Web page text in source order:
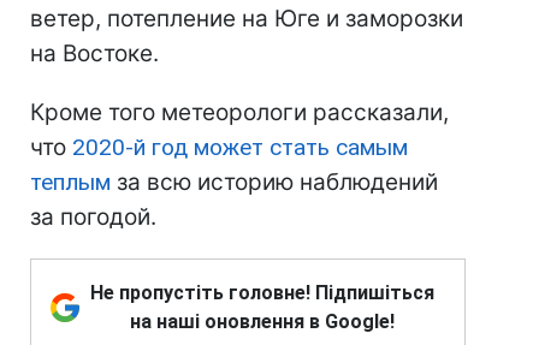
ветер, потепление на Юге и заморозки
на Востоке.
Кроме того метеорологи рассказали,
что 2020-й год может стать самым
теплым за всю историю наблюдений
за погодой.
Не пропустіть головне! Підпишіться
на наші оновлення в Google!